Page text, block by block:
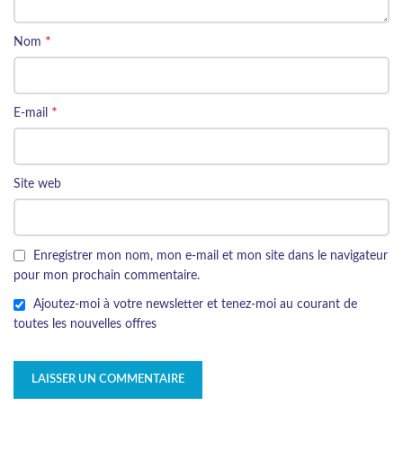
Nom *
E-mail *
Site web
Enregistrer mon nom, mon e-mail et mon site dans le navigateur
pour mon prochain commentaire.
Ajoutez-moi à votre newsletter et tenez-moi au courant de
toutes les nouvelles offres